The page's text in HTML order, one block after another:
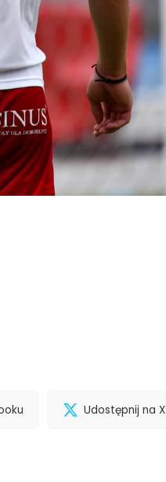
Udostępnij na X